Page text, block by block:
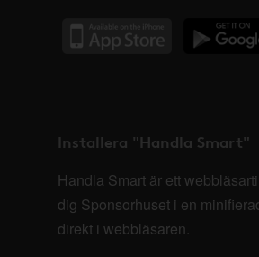
Installera "Handla Smart"
Handla Smart är ett
dig Sponsorhuset i en
direkt i webbläsaren.